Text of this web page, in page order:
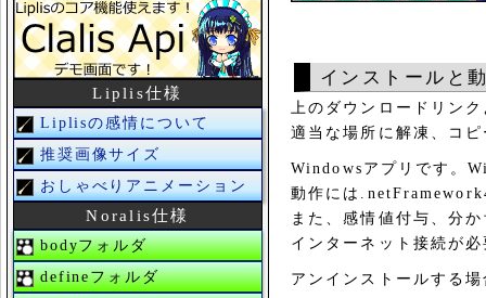
インストールと
上のダウンロードリン
適当な場所に解凍、コ
Windowsアプリです。
動作には
また、感情値付与、分
インターネット接続が
アンインストールする
Liplis仕様
Liplisの感情について
推奨画像サイズ
おしゃべりアニメーション
Noralis仕様
bodyフォルダ
defineフォルダ